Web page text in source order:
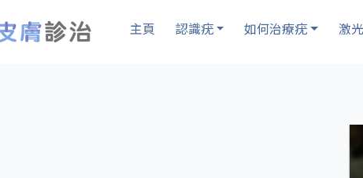
主頁 認識疣 如何治療疣 激